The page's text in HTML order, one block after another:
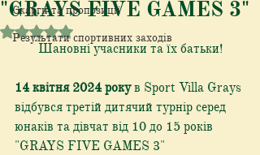
Скарги та пропозиції
Результати спортивних заходів
"GRAYS FIVE GAMES 3"
Оцінка: NaN з 5 зірок.
Шановні учасники та їх батьки!
14 квітня 2024 року в Sport Villa Grays
відбувся третій дитячий турнір серед
юнаків та дівчат від 10 до 15 років
"GRAYS FIVE GAMES 3"